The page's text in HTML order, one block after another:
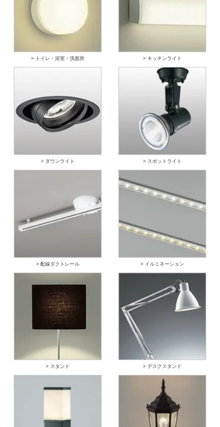
> トイレ・浴室・洗面所 > キッチンライト
> ダウンライト > スポットライト
> 配線ダクトレール > イルミネーション
> スタンド > デスクスタンド